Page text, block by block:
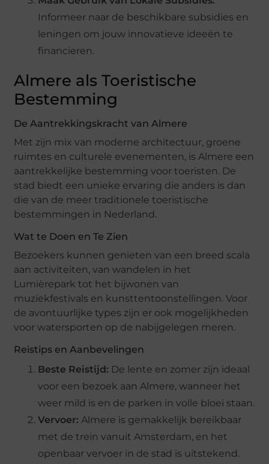
Informeer naar de beschikbare subsidies en
leningen om jouw innovatieve ideeën te
financieren.
Almere als Toeristische
Bestemming
De Aantrekkingskracht van Almere
Met zijn mix van moderne architectuur, groene
ruimtes en culturele evenementen, is Almere een
aantrekkelijke bestemming voor toeristen. De
stad biedt een unieke ervaring die anders is dan
die van de meer traditionele toeristische
bestemmingen in Nederland.
Wat te Doen en Te Zien
Bezoekers kunnen genieten van een breed scala
aan activiteiten, van wandelen in het
Lumièrepark tot het bijwonen van
muziekfestivals en kunsttentoonstellingen. Voor
de avontuurlijke types zijn er ook mogelijkheden
voor watersporten op de nabijgelegen meren.
Reistips en Aanbevelingen
Beste Reistijd: De lente en zomer zijn ideaal
voor een bezoek aan Almere, wanneer het
weer mild is en de parken in volle bloei staan.
Vervoer: Almere is gemakkelijk bereikbaar
met de trein vanuit Amsterdam, en het
openbaar vervoer in de stad is uitstekend.